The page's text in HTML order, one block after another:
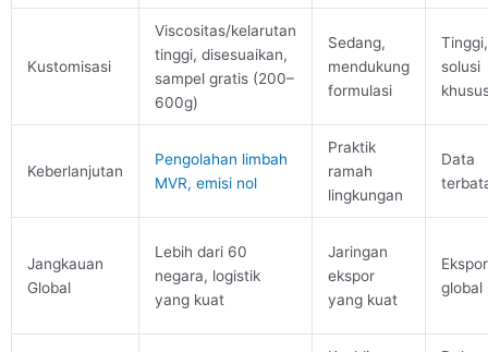
Kustomisasi
Viscositas/kelarutan
tinggi, disesuaikan,
sampel gratis (200–
600g)
Sedang,
mendukung
formulasi
Tinggi,
solusi
Keberlanjutan
Pengolahan limbah
MVR, emisi nol
Praktik
ramah
lingkungan
Data
Jangkauan
Global
Lebih dari 60
negara, logistik
yang kuat
Jaringan
ekspor
yang kuat
Ekspor
global